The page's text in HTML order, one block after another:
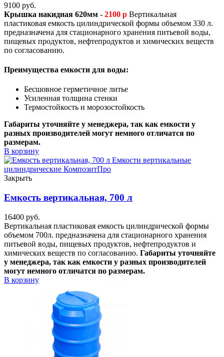
9100 руб.
Крышка накидная 620мм - 2100 р Вертикальная
пластиковая емкость цилиндрической формы объемом 330 л.
предназначена для стационарного хранения питьевой воды,
пищевых продуктов, нефтепродуктов и химических веществ
по согласованию.
Преимущества емкости для воды:
Бесшовное герметичное литье
Усиленная толщина стенки
Термостойкость и морозостойкость
Габариты уточняйте у менеджера, так как емкости у
разных производителей могут немного отличатся по
размерам.
В корзину
Закрыть
Емкость вертикальная, 700 л
16400 руб.
Вертикальная пластиковая емкость цилиндрической формы
объемом 700л. предназначена для стационарного хранения
питьевой воды, пищевых продуктов, нефтепродуктов и
химических веществ по согласованию. Габариты уточняйте
у менеджера, так как емкости у разных производителей
могут немного отличатся по размерам.
В корзину